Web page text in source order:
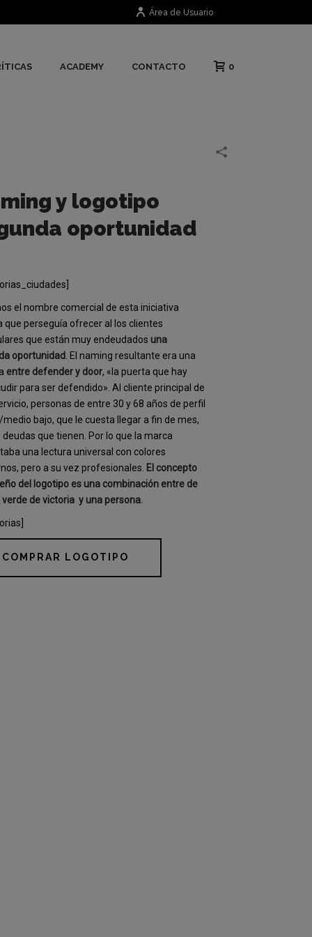
Área de Usuario
ACADEMY CONTACTO 0
y logotipo
oportunidad
el nombre comercial de esta iniciativa
que perseguía ofrecer al los clientes
que están muy endeudados una
oportunidad . El naming resultante era una
entre defender y door, «la puerta que hay
para ser defendido». Al cliente principal de
personas de entre 30 y 68 años de perfil
bajo, que le cuesta llegar a fin de mes,
deudas que tienen. Por lo que la marca
una lectura universal con colores
pero a su vez profesionales. El concepto
del logotipo es una combinación entre de
verde de victoria y una persona.
COMPRAR LOGOTIPO